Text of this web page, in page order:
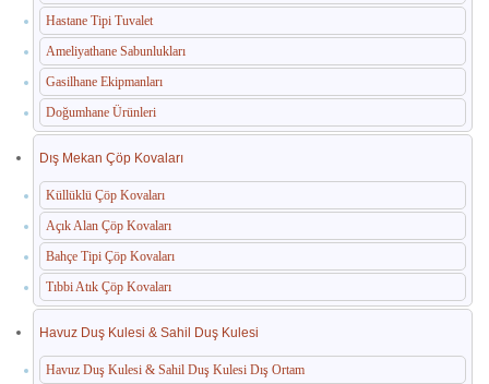
Hastane Tipi Tuvalet
Ameliyathane Sabunlukları
Gasilhane Ekipmanları
Doğumhane Ürünleri
Dış Mekan Çöp Kovaları
Küllüklü Çöp Kovaları
Açık Alan Çöp Kovaları
Bahçe Tipi Çöp Kovaları
Tıbbi Atık Çöp Kovaları
Havuz Duş Kulesi & Sahil Duş Kulesi
Havuz Duş Kulesi & Sahil Duş Kulesi Dış Ortam